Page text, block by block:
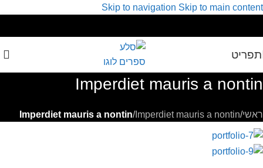
Skip to navigation Skip to main content
תפריט
Imperdiet mauris a nontin
ראשי/
Imperdiet mauris a nontin
/
Imperdiet mauris a nontin